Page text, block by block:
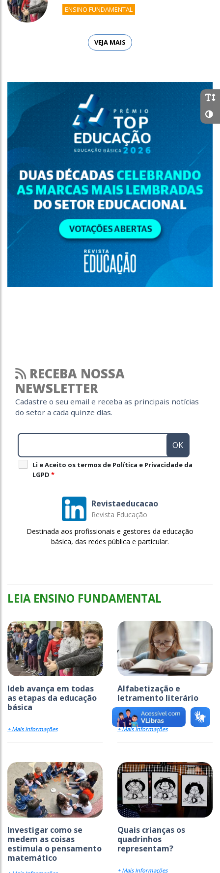
ENSINO FUNDAMENTAL
VEJA MAIS
RECEBA NOSSA
NEWSLETTER
Cadastre o seu email e receba as principais notícias
do setor a cada quinze dias.
Li e Aceito os termos de Política e Privacidade da
LGPD *
Revistaeducacao
Revista Educação
Destinada aos profissionais e gestores da educação
básica, das redes pública e particular.
LEIA ENSINO FUNDAMENTAL
Ideb avança em todas
as etapas da educação
básica
+ Mais Informações
Alfabetização e
letramento literário
+ Mais Informações
Investigar como se
medem as coisas
estimula o pensamento
matemático
Quais crianças os
quadrinhos
representam?
+ Mais Informações